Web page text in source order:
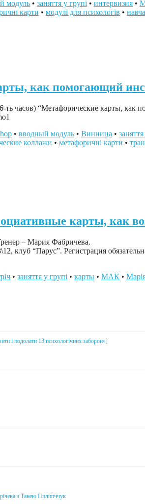
модуль • заняття у групі • интервизия •
карти • модулі для психологів •
как помогающий
часов) “Метафорические карты, как
• вводный модуль • Винница •
коллажи • метафоричні карти •
карты, как
– Мария Фабричева.
клуб “Парус”. Регистрация
• заняття у групі • карты • МАК •
і подолати 13 психологічних заборон»]
з Танею Пилипччук